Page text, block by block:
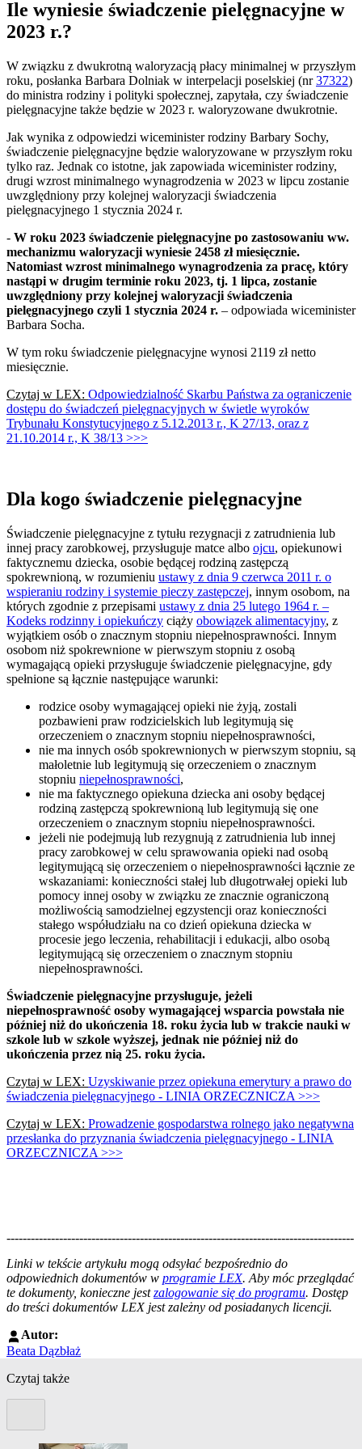
Ile wyniesie świadczenie pielęgnacyjne w
2023 r.?
W związku z dwukrotną waloryzacją płacy minimalnej w przyszłym
roku, posłanka Barbara Dolniak w interpelacji poselskiej (nr37322)
do ministra rodziny i polityki społecznej, zapytała, czy świadczenie
pielęgnacyjne także będzie w 2023 r. waloryzowane dwukrotnie.
Jak wynika z odpowiedzi wiceminister rodziny Barbary Sochy,
świadczenie pielęgnacyjne będzie waloryzowane w przyszłym roku
tylko raz. Jednak co istotne, jak zapowiada wiceminister rodziny,
drugi wzrost minimalnego wynagrodzenia w 2023 w lipcu zostanie
uwzględniony przy kolejnej waloryzacji świadczenia
pielęgnacyjnego 1 stycznia 2024 r.
- W roku 2023 świadczenie pielęgnacyjne po zastosowaniu ww.
mechanizmu waloryzacji wyniesie 2458 zł miesięcznie.
Natomiast wzrost minimalnego wynagrodzenia za pracę, który
nastąpi w drugim terminie roku 2023, tj. 1 lipca, zostanie
uwzględniony przy kolejnej waloryzacji świadczenia
pielęgnacyjnego czyli 1 stycznia 2024 r. – odpowiada wiceminister
Barbara Socha.
W tym roku świadczenie pielęgnacyjne wynosi 2119 zł netto
miesięcznie.
Czytaj w LEX: Odpowiedzialność Skarbu Państwa za ograniczenie
dostępu do świadczeń pielęgnacyjnych w świetle wyroków
Trybunału Konstytucyjnego z 5.12.2013 r., K 27/13, oraz z
21.10.2014 r., K 38/13 >>>
Dla kogo świadczenie pielęgnacyjne
Świadczenie pielęgnacyjne z tytułu rezygnacji z zatrudnienia lub
innej pracy zarobkowej, przysługuje matce albo ojcu, opiekunowi
faktycznemu dziecka, osobie będącej rodziną zastępczą
spokrewnioną, w rozumieniu ustawy z dnia 9 czerwca 2011 r. o
wspieraniu rodziny i systemie pieczy zastępczej, innym osobom, na
których zgodnie z przepisami ustawy z dnia 25 lutego 1964 r. –
Kodeks rodzinny i opiekuńczy ciąży obowiązek alimentacyjny, z
wyjątkiem osób o znacznym stopniu niepełnosprawności. Innym
osobom niż spokrewnione w pierwszym stopniu z osobą
wymagającą opieki przysługuje świadczenie pielęgnacyjne, gdy
spełnione są łącznie następujące warunki:
rodzice osoby wymagającej opieki nie żyją, zostali
pozbawieni praw rodzicielskich lub legitymują się
orzeczeniem o znacznym stopniu niepełnosprawności,
nie ma innych osób spokrewnionych w pierwszym stopniu, są
małoletnie lub legitymują się orzeczeniem o znacznym
stopniu niepełnosprawności,
nie ma faktycznego opiekuna dziecka ani osoby będącej
rodziną zastępczą spokrewnioną lub legitymują się one
orzeczeniem o znacznym stopniu niepełnosprawności.
jeżeli nie podejmują lub rezygnują z zatrudnienia lub innej
pracy zarobkowej w celu sprawowania opieki nad osobą
legitymującą się orzeczeniem o niepełnosprawności łącznie ze
wskazaniami: konieczności stałej lub długotrwałej opieki lub
pomocy innej osoby w związku ze znacznie ograniczoną
możliwością samodzielnej egzystencji oraz konieczności
stałego współudziału na co dzień opiekuna dziecka w
procesie jego leczenia, rehabilitacji i edukacji, albo osobą
legitymującą się orzeczeniem o znacznym stopniu
niepełnosprawności.
Świadczenie pielęgnacyjne przysługuje, jeżeli
niepełnosprawność osoby wymagającej wsparcia powstała nie
później niż do ukończenia 18. roku życia lub w trakcie nauki w
szkole lub w szkole wyższej, jednak nie później niż do
ukończenia przez nią 25. roku życia.
Czytaj w LEX: Uzyskiwanie przez opiekuna emerytury a prawo do
świadczenia pielęgnacyjnego - LINIA ORZECZNICZA >>>
Czytaj w LEX: Prowadzenie gospodarstwa rolnego jako negatywna
przesłanka do przyznania świadczenia pielęgnacyjnego - LINIA
ORZECZNICZA >>>
--------------------------------------------------------------------------------------
Linki w tekście artykułu mogą odsyłać bezpośrednio do
odpowiednich dokumentów w programie LEX. Aby móc przeglądać
te dokumenty, konieczne jestzalogowanie się do programu. Dostęp
do treści dokumentów LEX jest zależny od posiadanych licencji.
Autor:
Beata Dązbłaż
Czytaj także